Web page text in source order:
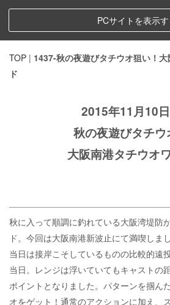
PCサイトを表示す
TOP | 1437-秋の夜遊びタチウオ狙い！
ド
2015年11月10
秋の夜遊びタチウ
大阪南港タチウオ
秋に入って順調に釣れている大阪湾堤防
ド。今回は大阪南港新波止にて満喫しまし
当日は接岸こそしているものの比較的遠
当日。レンジは浮いていてもキャストの
ポイントとなりました。パターンを掴ん
オをゲット！通常のアクションに加え、